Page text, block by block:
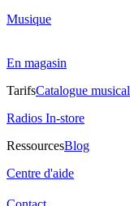
Musique
En magasin
TarifsCatalogue musical
Radios In-store
RessourcesBlog
Centre d'aide